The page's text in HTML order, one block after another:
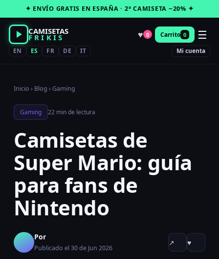
al
contenido
✦ ENVÍO GRATIS EN ESPAÑA · 2ª CAMISETA −20% ✦
CAMISETAS
FRIKIS ♥ 0 Carrito 0 ☰
EN ES FR DE IT Mi cuenta
Inicio › Blog ›Gaming
Gaming 22 min de lectura
Camisetas de
Super Mario: guía
para fans de
Nintendo
Por
Publicado el 30 de Jun 2026
↗ ♥